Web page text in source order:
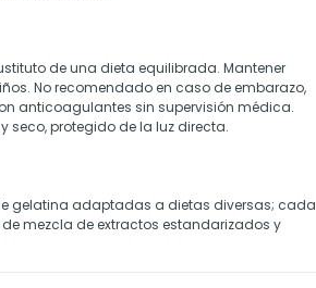
de una dieta equilibrada. Mantener
No recomendado en caso de embarazo,
anticoagulantes sin supervisión médica.
seco, protegido de la luz directa.
gelatina adaptadas a dietas diversas; cada
mezcla de extractos estandarizados y